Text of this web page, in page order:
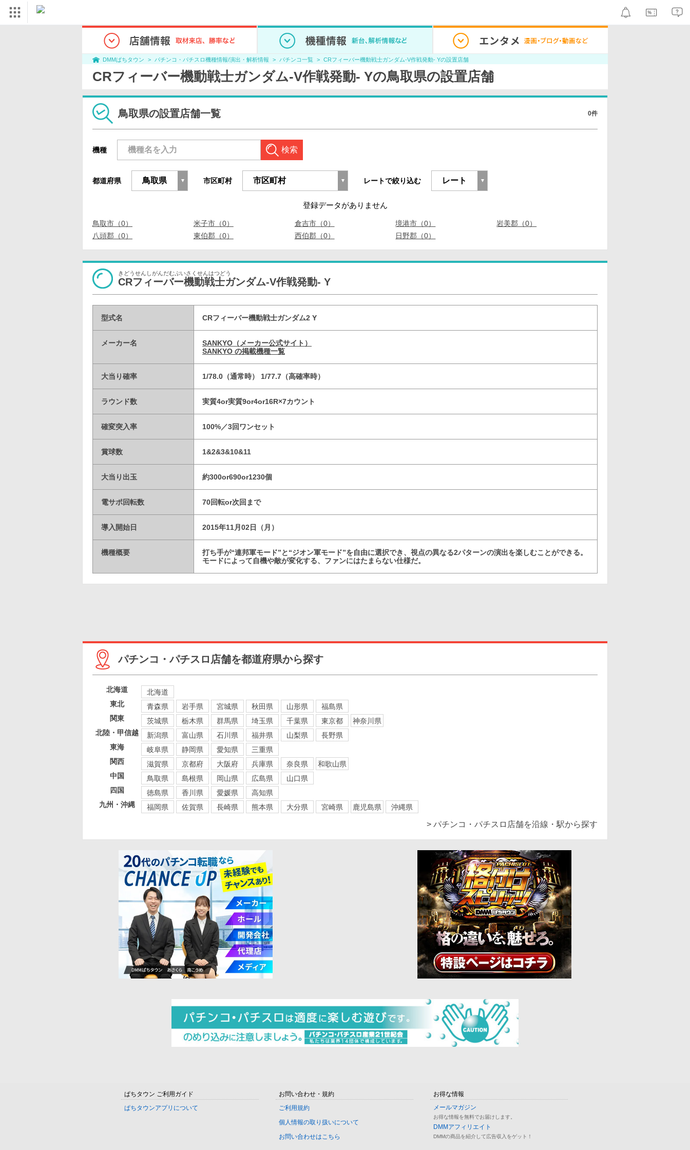
DMMぱちタウン パチンコ・パチスロ機種情報/演出・解析情報 パチンコ一覧 CRフィーバー機動戦士ガンダム-V作戦発動- Yの設置店舗
CRフィーバー機動戦士ガンダム-V作戦発動- Yの鳥取県の設置店舗
鳥取県の設置店舗一覧 0件
機種 検索
都道府県 市区町村 レートで絞り込む
登録データがありません
鳥取市（0） 米子市（0） 倉吉市（0） 境港市（0）
岩美郡（0）
八頭郡（0）
東伯郡（0） 西伯郡（0） 日野郡（0）
きどうせんしがんだむぶいさくせんはつどう
CRフィーバー機動戦士ガンダム-V作戦発動- Y
型式名 CRフィーバー機動戦士ガンダム2 Y
メーカー名
SANKYO（メーカー公式サイト）
SANKYO の掲載機種一覧
大当り確率 1/78.0（通常時） 1/77.7（高確率時）
ラウンド数 実質4or実質9or4or16R×7カウント
確変突入率 100%／3回ワンセット
賞球数 1&2&3&10&11
大当り出玉 約300or690or1230個
電サポ回転数 70回転or次回まで
導入開始日 2015年11月02日（月）
機種概要
打ち手が“連邦軍モード”と“ジオン軍モード”を自由に選択でき、視点の異なる2パターンの演出を楽しむことができる。
モードによって自機や敵が変化する、ファンにはたまらない仕様だ。
パチンコ・パチスロ店舗を都道府県から探す
北海道
北海道
東北
青森県 岩手県 宮城県 秋田県 山形県
福島県
関東
茨城県 栃木県 群馬県 埼玉県 千葉県 東京都
神奈川県
北陸・甲信越
新潟県 富山県 石川県 福井県 山梨県
長野県
東海
岐阜県 静岡県 愛知県
三重県
関西
滋賀県 京都府 大阪府 兵庫県 奈良県
和歌山県
中国
鳥取県 島根県 岡山県 広島県
山口県
四国
徳島県 香川県 愛媛県
高知県
九州・沖縄
福岡県 佐賀県 長崎県 熊本県 大分県 宮崎県 鹿児島県 沖縄県
> パチンコ・パチスロ店舗を沿線・駅から探す
ぱちタウン ご利用ガイド
ぱちタウンアプリについて
お問い合わせ・規約
ご利用規約
個人情報の取り扱いについて
お問い合わせはこちら
お得な情報
メールマガジン
お得な情報を無料でお届けします。
DMMアフィリエイト
DMMの商品を紹介して広告収入をゲット！